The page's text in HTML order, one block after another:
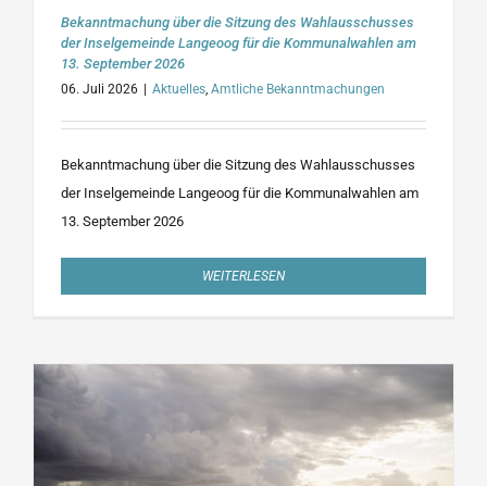
Bekanntmachung über die Sitzung des Wahlausschusses
der Inselgemeinde Langeoog für die Kommunalwahlen am
13. September 2026
06. Juli 2026 Aktuelles, Amtliche Bekanntmachungen
Bekanntmachung über die Sitzung des Wahlausschusses
der Inselgemeinde Langeoog für die Kommunalwahlen am
13. September 2026
WEITERLESEN